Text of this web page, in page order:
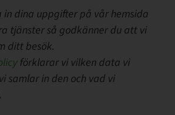
in dina uppgifter på vår hemsida
tjänster så godkänner du att vi
ditt besök.
förklarar vi vilken data vi
samlar in den och vad vi